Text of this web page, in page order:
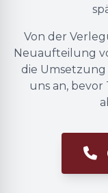
Von der
Neuaufteilung
die
uns an,